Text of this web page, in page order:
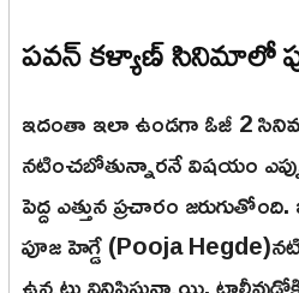
పవన్ కళ్యాణ్ సినిమాలో
ఇదంతా ఇలా ఉండగా ఓజీ 2
నటించబోతున్నారనే విషయం
పెద్ద ఎత్తున ప్రచారం
పూజ హెగ్డే (Pooja